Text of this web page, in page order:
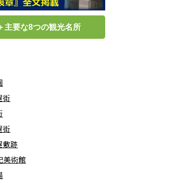
主要な8つの観光名所
街
街
敷跡
美術館